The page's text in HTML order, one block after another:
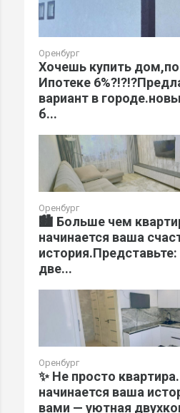
Оренбург
Хочешь купить
Ипотеке
вариант в
б...
Оренбург
🏙️ Больше чем
начинается ваша
две...
Оренбург
✨ Не просто
начинается ваша
вами — уютная